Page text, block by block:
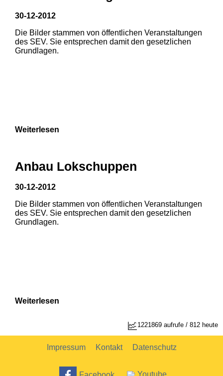
1 2 3
30-12-2012
Die Bilder stammen von öffentlichen Veranstaltungen
des SEV. Sie entsprechen damit den gesetzlichen
Grundlagen.
Weiterlesen
Anbau Lokschuppen
30-12-2012
Die Bilder stammen von öffentlichen Veranstaltungen
des SEV. Sie entsprechen damit den gesetzlichen
Grundlagen.
Weiterlesen
1221869 aufrufe / 812 heute
Impressum Kontakt Datenschutz